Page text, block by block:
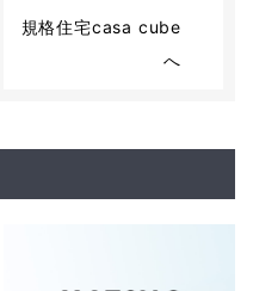
規格住宅casa cube
へ